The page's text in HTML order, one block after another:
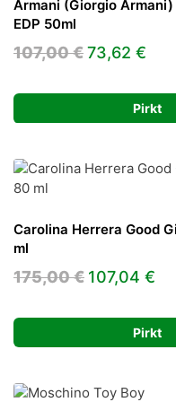
Armani (Giorgio
EDP 50ml
107,00€Original
was:
107,00 €.
73,62 €
is:
Pirkt
Carolina Herrera Good
ml
175,00€ Original
175,00 €.
107,04 €
is:
Pirkt